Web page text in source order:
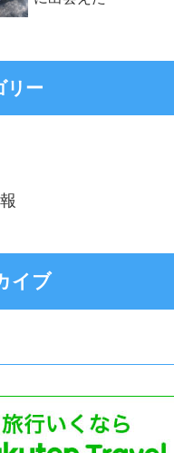
リー
イブ